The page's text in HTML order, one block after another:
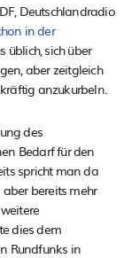
Deutschlandradio
in der
üblich, sich über
aber zeitgleich
anzukurbeln.
des
Bedarf für den
spricht man da
bereits mehr
dies dem
Rundfunks in